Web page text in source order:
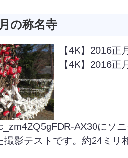
の称名寺
【4K】2016正
【4K】2016正
AX30にソ
撮影テストです。約24ミリ